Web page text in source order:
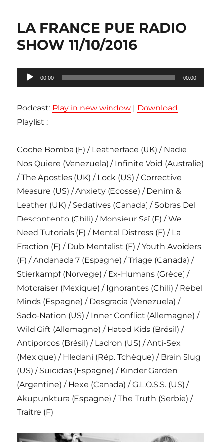
LA FRANCE PUE RADIO
SHOW 11/10/2016
Lecteur
audio
00:00 00:00
Podcast: Play in new window | Download
Playlist :
Coche Bomba (F) / Leatherface (UK) / Nadie
Nos Quiere (Venezuela) / Infinite Void (Australie)
/ The Apostles (UK) / Lock (US) / Corrective
Measure (US) / Anxiety (Ecosse) / Denim &
Leather (UK) / Sedatives (Canada) / Sobras Del
Descontento (Chili) / Monsieur Saï (F) / We
Need Tutorials (F) / Mental Distress (F) / La
Fraction (F) / Dub Mentalist (F) / Youth Avoiders
(F) / Andanada 7 (Espagne) / Triage (Canada) /
Stierkampf (Norvege) / Ex-Humans (Grèce) /
Motoraiser (Mexique) / Ignorantes (Chili) / Rebel
Minds (Espagne) / Desgracia (Venezuela) /
Sado-Nation (US) / Inner Conflict (Allemagne) /
Wild Gift (Allemagne) / Hated Kids (Brésil) /
Antiporcos (Brésil) / Ladron (US) / Anti-Sex
(Mexique) / Hledani (Rép. Tchèque) / Brain Slug
(US) / Suicidas (Espagne) / Kinder Garden
(Argentine) / Hexe (Canada) / G.L.O.S.S. (US) /
Akupunktura (Espagne) / The Truth (Serbie) /
Traitre (F)